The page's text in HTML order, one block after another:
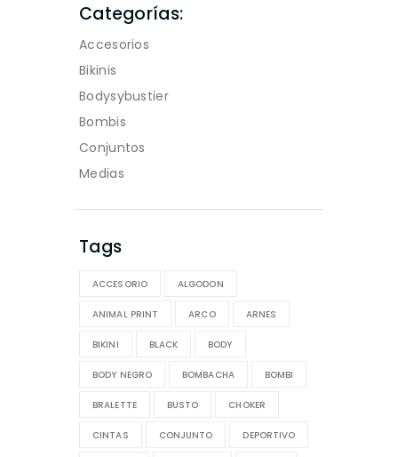
Categorías:
Accesorios
Bikinis
Bodysybustier
Bombis
Conjuntos
Medias
Tags
ACCESORIO ALGODON
ANIMAL PRINT ARCO ARNES
BIKINI BLACK BODY
BODY NEGRO BOMBACHA BOMBI
BRALETTE BUSTO CHOKER
CINTAS CONJUNTO DEPORTIVO